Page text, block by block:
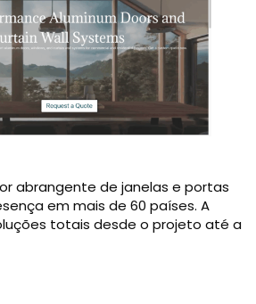
abrangente de janelas e portas
em mais de 60 países. A
totais desde o projeto até a